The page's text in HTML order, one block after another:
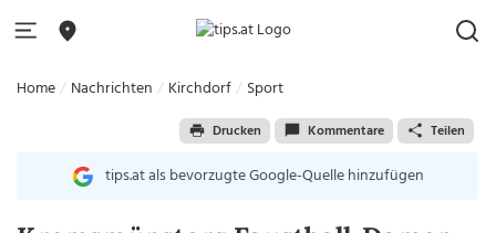
Home Nachrichten Kirchdorf Sport
Drucken Kommentare Teilen
tips.at als bevorzugte Google-Quelle hinzufügen